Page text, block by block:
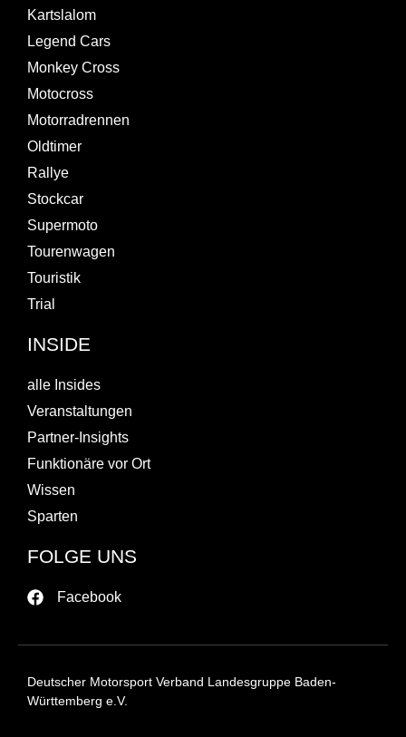
Kartslalom
Legend Cars
Monkey Cross
Motocross
Motorradrennen
Oldtimer
Rallye
Stockcar
Supermoto
Tourenwagen
Touristik
Trial
INSIDE
alle Insides
Veranstaltungen
Partner-Insights
Funktionäre vor Ort
Wissen
Sparten
FOLGE UNS
Facebook
Deutscher Motorsport Verband Landesgruppe Baden-
Württemberg e.V.